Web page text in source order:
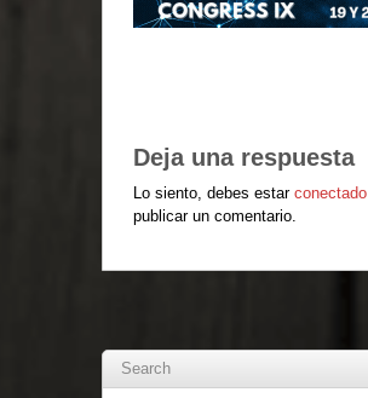
Deja una respuesta
Lo siento, debes estar conectado
publicar un comentario.
Search